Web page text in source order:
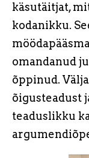
käsutäitjat,
kodanikku.
omandanud
õppinud.
õigusteadust
teaduslikku